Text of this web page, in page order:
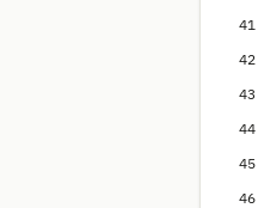
41
42
43
44
45
46